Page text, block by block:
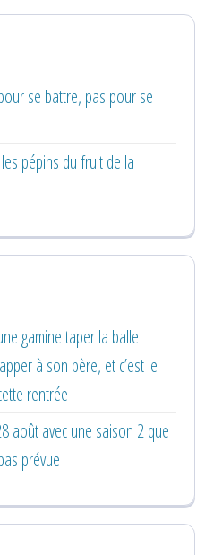
se battre, pas pour se
pépins du fruit de la
gamine taper la balle
à son père, et c’est le
rentrée
août avec une saison 2 que
prévue